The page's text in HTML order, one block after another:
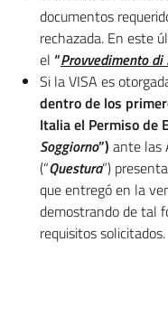
documentos
rechazada. En este
el “Provvedimento di
Si la VISA es
dentro de los
Italia el Permiso de
Soggiorno”) ante las
(“Questura”)
que entregó en la
demostrando de tal
requisitos solicitados.